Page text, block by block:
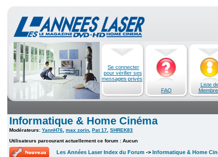
Se connecter
pour vérifier ses
messages privés
FAQ
Liste
Informatique & Home Cinéma
Modérateurs: YannH76 max zorin Pat 17 SHREK83
Utilisateurs parcourant actuellement ce forum : Aucun
Les Années Laser Index du Forum -> Informatique & Home